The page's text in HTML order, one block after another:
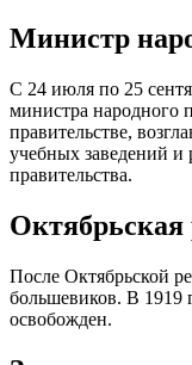
Министр
С 24 июля по 25
министра народного
правительстве,
учебных заведений и
правительства.
Октябрьская
После Октябрьской
большевиков. В 1919
освобожден.